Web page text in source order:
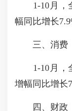
1-10月，全
幅同比增长
三、消费
1-10月，全
增幅同比增长
四、财政